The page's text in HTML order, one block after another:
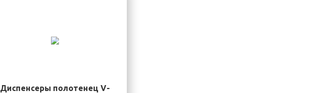
Диспенсеры полотенец V-